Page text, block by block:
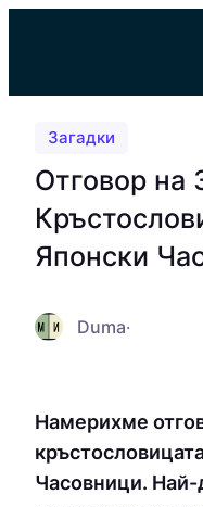
Загадки
Отговор на
Японски
Duma·
Намерихме
Часовници.